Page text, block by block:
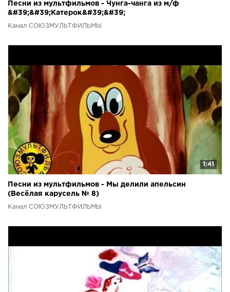
Песни из мультфильмов - Чунга-чанга из м/ф
&#39;&#39;Катерок&#39;&#39;
Канал СОЮЗМУЛЬТФИЛЬМЫ
1:41
Песни из мультфильмов - Мы делили апельсин
(Весёлая карусель № 8)
Канал СОЮЗМУЛЬТФИЛЬМЫ